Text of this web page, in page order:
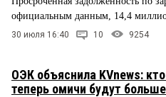
официальным данным, 14,4
30 июля 16:40 10 9254
ОЭК объяснила KVnews:
теперь омичи будут